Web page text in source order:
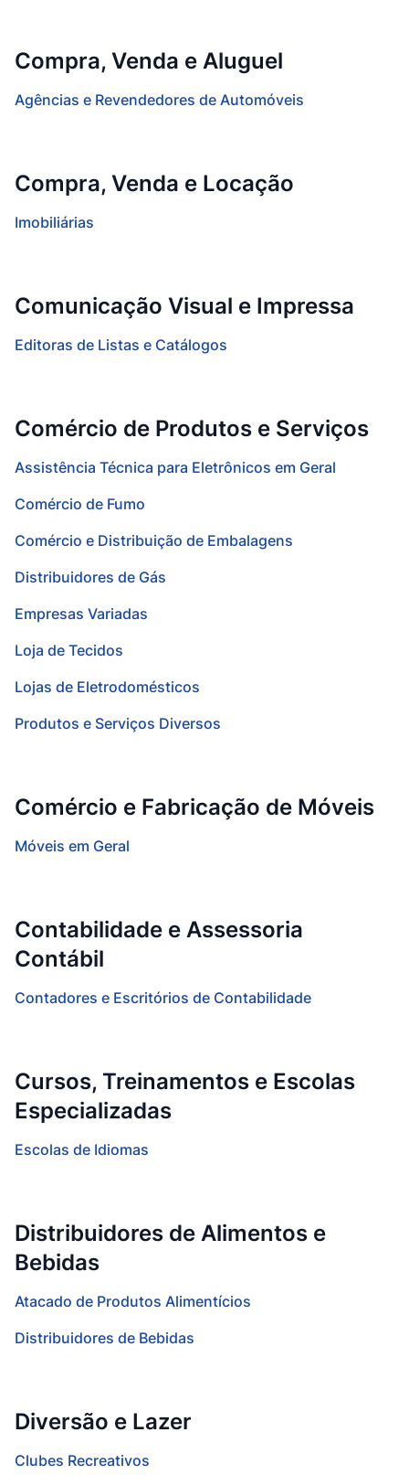
Compra, Venda e Aluguel
Agências e Revendedores de Automóveis
Compra, Venda e Locação
Imobiliárias
Comunicação Visual e Impressa
Editoras de Listas e Catálogos
Comércio de Produtos e Serviços
Assistência Técnica para Eletrônicos em Geral
Comércio de Fumo
Comércio e Distribuição de Embalagens
Distribuidores de Gás
Empresas Variadas
Loja de Tecidos
Lojas de Eletrodomésticos
Produtos e Serviços Diversos
Comércio e Fabricação de Móveis
Móveis em Geral
Contabilidade e Assessoria
Contábil
Contadores e Escritórios de Contabilidade
Cursos, Treinamentos e Escolas
Especializadas
Escolas de Idiomas
Distribuidores de Alimentos e
Bebidas
Atacado de Produtos Alimentícios
Distribuidores de Bebidas
Diversão e Lazer
Clubes Recreativos